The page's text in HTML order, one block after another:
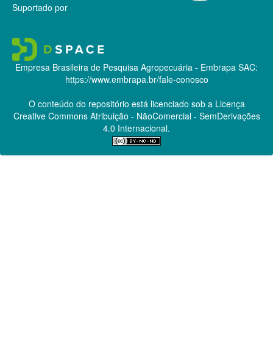
Suportado por
Empresa Brasileira de Pesquisa Agropecuária - Embrapa SAC:
https://www.embrapa.br/fale-conosco
O conteúdo do repositório está licenciado sob a Licença
Creative CommonsAtribuição - NãoComercial - SemDerivações
4.0 Internacional.